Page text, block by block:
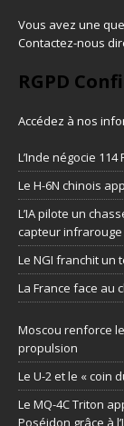
Vous avez une
Contactez-nous
RGPD
Accédez à nos
L’Inde négocie
Le H-6N chinois
L’IA pilote un
capteur infrarouge
Le NGI franchit un
La France face au
Moscou renforce
propulsion
Le U-2 et le « coin
Le MQ-4C Triton
Poséidon grâce à